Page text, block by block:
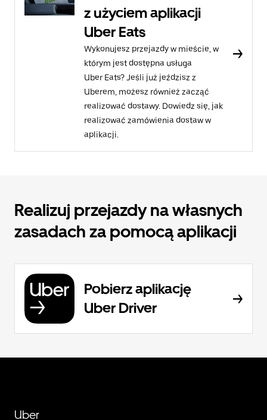
z użyciem aplikacji
Uber Eats
Wykonujesz przejazdy w mieście, w
którym jest dostępna usługa
Uber Eats? Jeśli już jeździsz z
Uberem, możesz również zacząć
realizować dostawy. Dowiedz się, jak
realizować zamówienia dostaw w
aplikacji.
Realizuj przejazdy na własnych
zasadach za pomocą aplikacji
Pobierz aplikację
Uber Driver
Uber